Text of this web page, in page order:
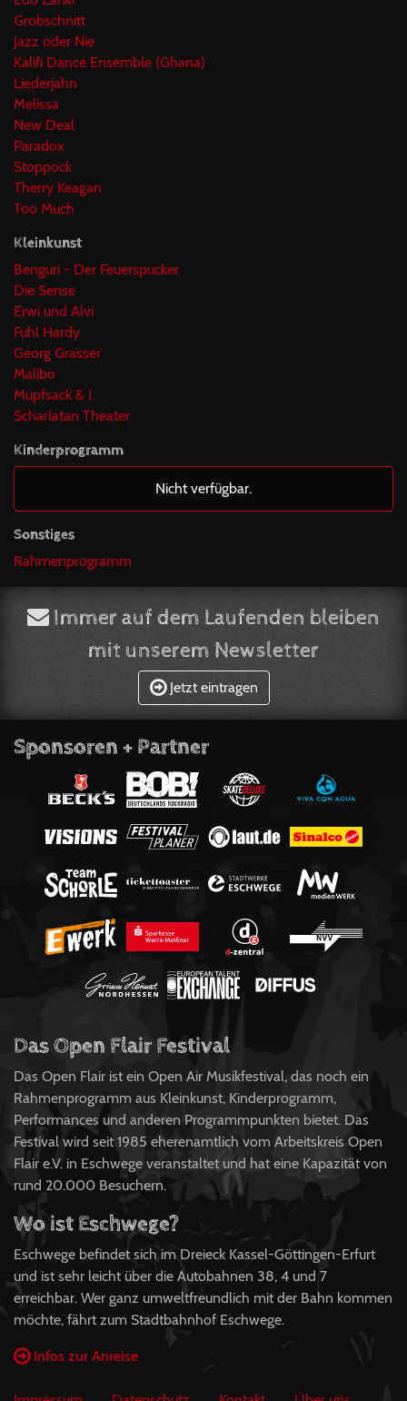
Grobschnitt
Jazz oder Nie
Kalifi Dance Ensemble (Ghana)
Liederjahn
Melissa
New Deal
Paradox
Stoppock
Therry Keagan
Too Much
Kleinkunst
Benguri - Der Feuerspucker
Die Sense
Erwi und Alvi
Fuhl Hardy
Georg Grasser
Malibo
Mupfsack & I.
Scharlatan Theater
Kinderprogramm
Nicht verfügbar.
Sonstiges
Rahmenprogramm
Immer auf dem Laufenden bleiben
mit unserem Newsletter
Jetzt eintragen
Sponsoren + Partner
Das Open Flair Festival
Das Open Flair ist ein Open Air Musikfestival, das noch ein
Rahmenprogramm aus Kleinkunst, Kinderprogramm,
Performances und anderen Programmpunkten bietet. Das
Festival wird seit 1985 eherenamtlich vom Arbeitskreis Open
Flair e.V. in Eschwege veranstaltet und hat eine Kapazität von
rund 20.000 Besuchern.
Wo ist Eschwege?
Eschwege befindet sich im Dreieck Kassel-Göttingen-Erfurt
und ist sehr leicht über die Autobahnen 38, 4 und 7
erreichbar. Wer ganz umweltfreundlich mit der Bahn kommen
möchte, fährt zum Stadtbahnhof Eschwege.
Infos zur Anreise